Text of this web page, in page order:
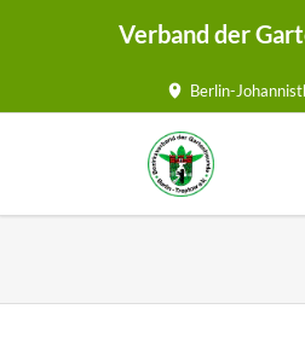
Verband der
Berlin-